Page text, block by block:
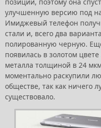
улучшенную версию под
Имиджевый телефон
стали и, всего два
полированную черную.
появилась в золотом
металла толщиной в 24
моментально раскупили
обществе, так как ничего
существовало.